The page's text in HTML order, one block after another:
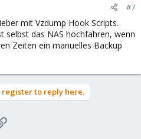
#7
mit Vzdump Hook Scripts.
selbst das NAS hochfahren, wenn
Zeiten ein manuelles Backup
register to reply here.
Link